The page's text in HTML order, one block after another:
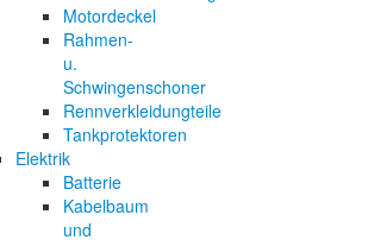
Motordeckel
Rahmen-
u.
Schwingenschoner
Rennverkleidungteile
Tankprotektoren
Elektrik
Batterie
Kabelbaum
und